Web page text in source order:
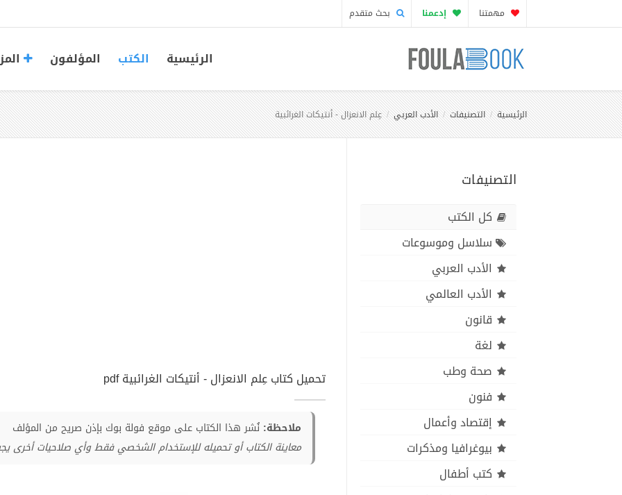
مهمتنا إدعمنا بحث متقدم
الرئيسية الكتب المؤلفون
الرئيسية التصنيفات الأدب العربي عِلم الانعزال - أنتيكات الغرائبية
التصنيفات
كل الكتب
سلاسل وموسوعات
الأدب العربي
الأدب العالمي
قانون
لغة
صحة وطب
فنون
إقتصاد وأعمال
بيوغرافيا ومذكرات
كتب أطفال
تحميل كتاب عِلم الانعزال - أنتيكات الغرائبية pdf
ملاحظة: نُشر هذا الكتاب على موقع فولة بوك بإذن صريح من المؤلف
معاينة الكتاب أو تحميله للإستخدام الشخصي فقط وأي صلاحيات أخرى